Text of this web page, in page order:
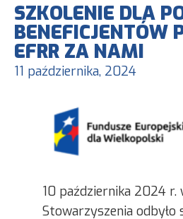
SZKOLENIE DLA
BENEFICJENTÓW
EFRR ZA NAMI
11 października, 2024
10 października 2024 r.
Stowarzyszenia odbyło